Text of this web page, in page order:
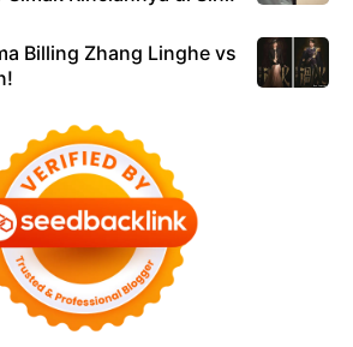
Billing Zhang Linghe vs